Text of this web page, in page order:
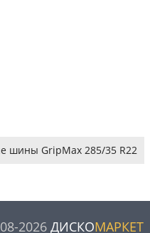
шины GripMax 285/35 R22
2026 ДИСКОМАРКЕТ